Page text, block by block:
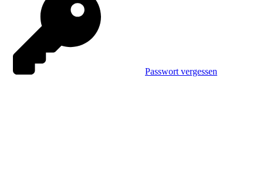
Passwort vergessen